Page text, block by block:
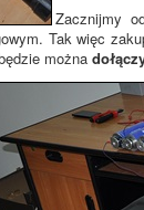
Zacznijmy
Tak więc
można